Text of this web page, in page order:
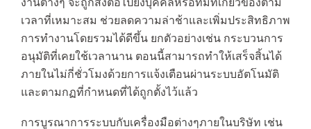
งานต่างๆ จะถูกส่งต่อไปยังบุคคลหรือทีมที่เกี่ยวข้องตาม
เวลาที่เหมาะสม ช่วยลดความล่าช้าและเพิ่มประสิทธิภาพ
การทำงานโดยรวมได้ดีขึ้น ยกตัวอย่างเช่น กระบวนการ
อนุมัติที่เคยใช้เวลานาน ตอนนี้สามารถทำให้เสร็จสิ้นได้
ภายในไม่กี่ชั่วโมงด้วยการแจ้งเตือนผ่านระบบอัตโนมัติ
และตามกฏที่กำหนดที่ได้ถูกตั้งไว้แล้ว
การบูรณาการระบบกับเครื่องมือต่างๆภายในบริษัท เช่น